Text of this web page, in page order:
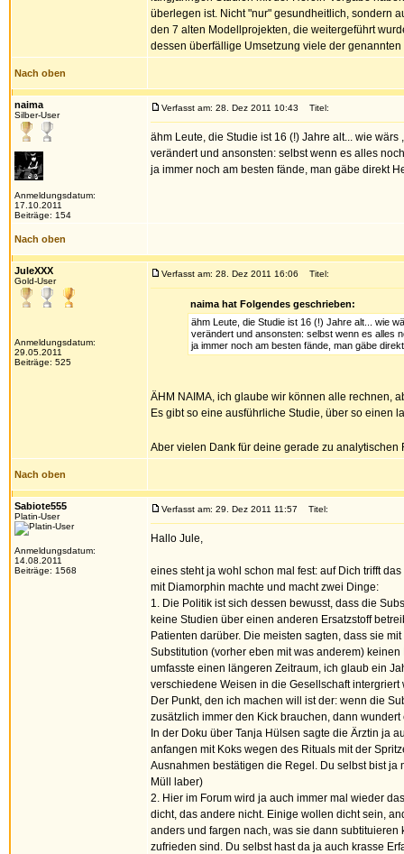
überlegen ist. Nicht "nur" gesundheitlich, sondern
den 7 alten Modellprojekten, die weitergeführt
dessen überfällige Umsetzung viele der
Nach oben
naima
Silber-User
Anmeldungsdatum:
17.10.2011
Beiträge: 154
Verfasst am: 28. Dez 2011 10:43 Titel:
ähm Leute, die Studie ist 16 (!) Jahre alt... wie
verändert und ansonsten: selbst wenn es alles
ja immer noch am besten fände, man gäbe direkt
Nach oben
JuleXXX
Gold-User
Anmeldungsdatum:
29.05.2011
Beiträge: 525
Verfasst am: 28. Dez 2011 16:06 Titel:
naima hat Folgendes geschrieben:
ähm Leute, die Studie ist 16 (!) Jahre alt... wie
verändert und ansonsten: selbst wenn es alles
ja immer noch am besten fände, man gäbe
ÄHM NAIMA, ich glaube wir können alle rechnen,
Es gibt so eine ausführliche Studie, über so einen
Aber vielen Dank für deine gerade zu
Nach oben
Sabiote555
Platin-User
Anmeldungsdatum:
14.08.2011
Beiträge: 1568
Verfasst am: 29. Dez 2011 11:57 Titel:
Hallo Jule,
eines steht ja wohl schon mal fest: auf Dich trifft
mit Diamorphin machte und macht zwei Dinge:
1. Die Politik ist sich dessen bewusst, dass die
keine Studien über einen anderen Ersatzstoff
Patienten darüber. Die meisten sagten, dass sie
Substitution (vorher eben mit was anderem)
umfasste einen längeren Zeitraum, ich glaub ein
verschiedene Weisen in die Gesellschaft
Der Punkt, den ich machen will ist der: wenn die
zusätzlich immer den Kick brauchen, dann
In der Doku über Tanja Hülsen sagte die Ärztin ja
anfangen mit Koks wegen des Rituals mit der
Ausnahmen bestätigen die Regel. Du selbst bist
Müll laber)
2. Hier im Forum wird ja auch immer mal wieder
dicht, das andere nicht. Einige wollen dicht sein,
anders und fargen nach, was sie dann
zufrieden sind. Du selbst hast da ja auch krasse